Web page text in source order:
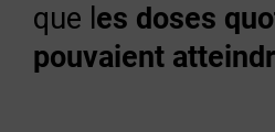
que les doses
pouvaient